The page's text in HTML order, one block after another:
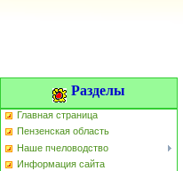
Разделы
Главная страница
Пензенская область
Наше пчеловодство
Информация сайта